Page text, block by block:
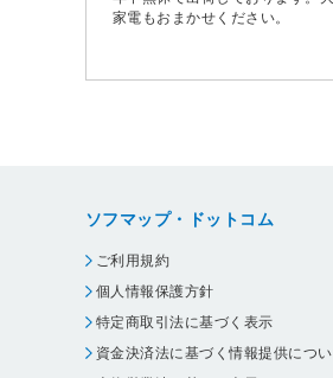
家電もおまかせください。
ソフマップ・ドットコム
ご利用規約
個人情報保護方針
特定商取引法に基づく表示
資金決済法に基づく情報提供につ